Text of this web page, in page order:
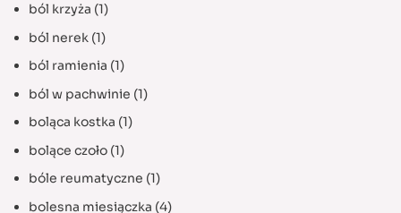
ból krzyża (1)
ból nerek(1)
ból ramienia (1)
ból w pachwinie (1)
boląca kostka (1)
bolące czoło(1)
bóle reumatyczne (1)
bolesna miesiączka (4)